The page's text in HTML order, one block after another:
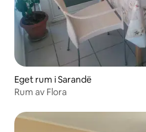
Eget rum i Sarandë
Rum av Flora